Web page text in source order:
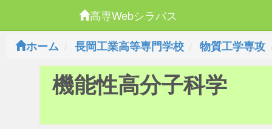
高専Webシラバス
ホーム
長岡工業高等専門学校 物質工学専攻
機能性高分子科学